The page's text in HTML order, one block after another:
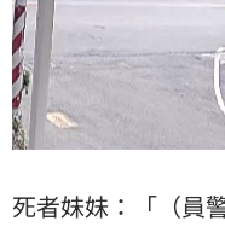
死者妹妹：「（員